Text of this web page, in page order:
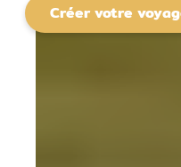
Créer votre